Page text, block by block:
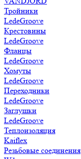
Тройники
LedeGroove
Крестовины
LedeGroove
Фланцы
LedeGroove
Хомуты
LedeGroove
Переходники
LedeGroove
Заглушки
LedeGroove
Теплоизоляция
Kaiflex
Резьбовые соединения